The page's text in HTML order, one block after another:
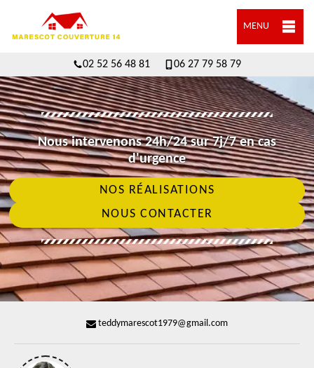
MENU
02 52 56 48 81 06 27 79 58 79
Nous intervenons 24h/24 sur 7j/7 en cas
d'urgence
NOS RÉALISATIONS
NOUS CONTACTER
teddymarescot1979@gmail.com